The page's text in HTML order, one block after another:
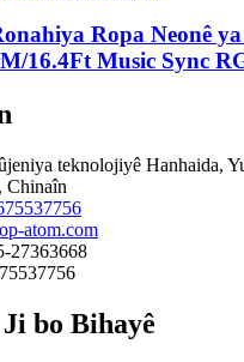
Ropa Neonê ya
16.4Ft Music Sync
teknolojiyê Hanhaida,
Chinaîn
atom.com
27363668
bo Bihayê